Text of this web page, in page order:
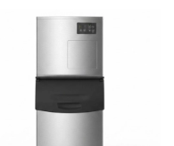
khiết cao. Đá lâu tan